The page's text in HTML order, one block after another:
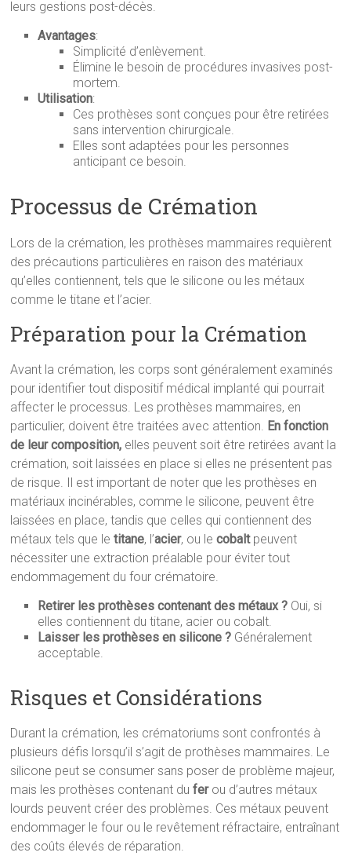
leurs gestions post-décès.
Avantages:
Simplicité d’enlèvement.
Élimine le besoin de procédures invasives post-
mortem.
Utilisation:
Ces prothèses sont conçues pour être retirées
sans intervention chirurgicale.
Elles sont adaptées pour les personnes
anticipant ce besoin.
Processus de Crémation
Lors de la crémation, les prothèses mammaires requièrent
des précautions particulières en raison des matériaux
qu’elles contiennent, tels que le silicone ou les métaux
comme le titane et l’acier.
Préparation pour la Crémation
Avant la crémation, les corps sont généralement examinés
pour identifier tout dispositif médical implanté qui pourrait
affecter le processus. Les prothèses mammaires, en
particulier, doivent être traitées avec attention. En fonction
de leur composition, elles peuvent soit être retirées avant la
crémation, soit laissées en place si elles ne présentent pas
de risque. Il est important de noter que les prothèses en
matériaux incinérables, comme le silicone, peuvent être
laissées en place, tandis que celles qui contiennent des
métaux tels que letitane, l’acier, ou lecobaltpeuvent
nécessiter une extraction préalable pour éviter tout
endommagement du four crématoire.
Retirer les prothèses contenant des métaux ? Oui, si
elles contiennent du titane, acier ou cobalt.
Laisser les prothèses en silicone ? Généralement
acceptable.
Risques et Considérations
Durant la crémation, les crématoriums sont confrontés à
plusieurs défis lorsqu’il s’agit de prothèses mammaires. Le
silicone peut se consumer sans poser de problème majeur,
mais les prothèses contenant duferou d’autres métaux
lourds peuvent créer des problèmes. Ces métaux peuvent
endommager le four ou le revêtement réfractaire, entraînant
des coûts élevés de réparation.